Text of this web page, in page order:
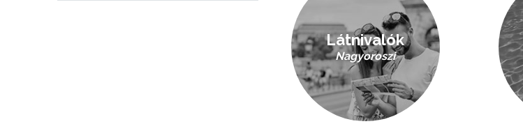
Látnivalók
Nagyoroszi